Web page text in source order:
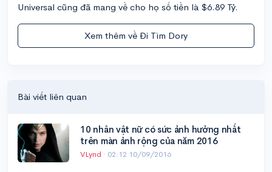
Universal cũng đã mang về cho họ số tiền là $6.89 Tỷ.
Xem thêm về Đi Tìm Dory
Bài viết liên quan
10 nhân vật nữ có sức ảnh hưởng nhất
trên màn ảnh rộng của năm 2016
VLynd · 02:12 10/09/2016